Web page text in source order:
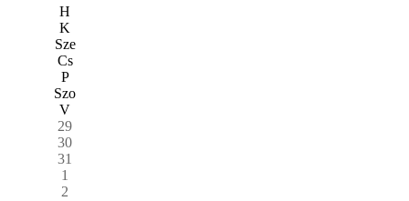
H
K
Sze
Cs
P
Szo
V
29
30
31
1
2